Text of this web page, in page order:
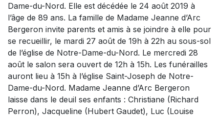
Dame-du-Nord. Elle est décédée le 24 août 2019 à
l’âge de 89 ans. La famille de Madame Jeanne d’Arc
Bergeron invite parents et amis à se joindre à elle pour
se recueillir, le mardi 27 août de 19h à 22h au sous-sol
de l’église de Notre-Dame-du-Nord. Le mercredi 28
août le salon sera ouvert de 12h à 15h. Les funérailles
auront lieu à 15h à l’église Saint-Joseph de Notre-
Dame-du-Nord. Madame Jeanne d’Arc Bergeron
laisse dans le deuil ses enfants : Christiane (Richard
Perron), Jacqueline (Hubert Gaudet), Luc (Louise